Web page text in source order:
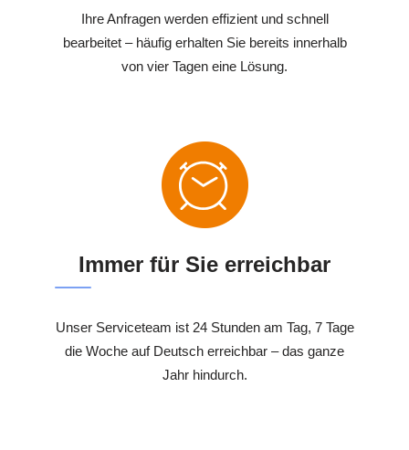
Ihre Anfragen werden effizient und schnell
bearbeitet – häufig erhalten Sie bereits innerhalb
von vier Tagen eine Lösung.
Immer für Sie erreichbar
Unser Serviceteam ist 24 Stunden am Tag, 7 Tage
die Woche auf Deutsch erreichbar – das ganze
Jahr hindurch.